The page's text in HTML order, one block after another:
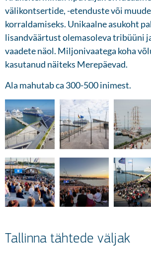
välikontsertide, -etenduste või
korraldamiseks. Unikaalne asukoht
lisandväärtust olemasoleva tribüüni
vaadete näol. Miljonivaatega koha
kasutanud näiteks Merepäevad.
Ala mahutab ca 300-500 inimest.
Tallinna tähtede väljak